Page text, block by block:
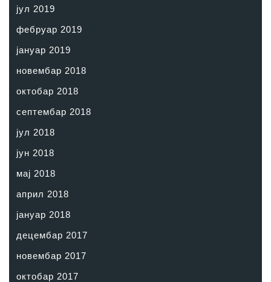
јул 2019
фебруар 2019
јануар 2019
новембар 2018
октобар 2018
септембар 2018
јул 2018
јун 2018
мај 2018
април 2018
јануар 2018
децембар 2017
новембар 2017
октобар 2017